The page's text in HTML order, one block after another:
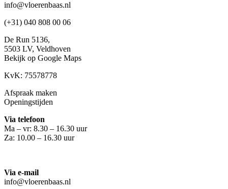
info@vloerenbaas.nl
(+31) 040 808 00 06
De Run 5136,
5503 LV, Veldhoven
Bekijk op Google Maps
KvK: 75578778
Afspraak maken
Openingstijden
Via telefoon
Ma – vr: 8.30 – 16.30 uur
Za: 10.00 – 16.30 uur
Via e-mail
info@vloerenbaas.nl